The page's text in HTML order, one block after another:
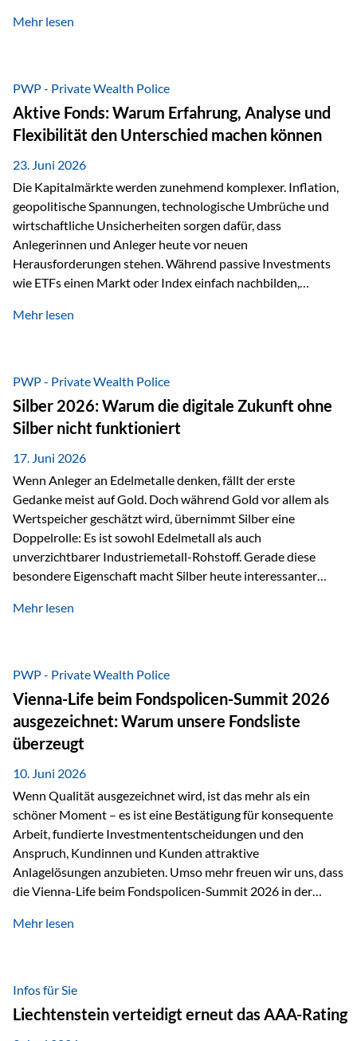
unumstößlich galten, versagen angesichts der expansiven
Nostalgie dar, sondern ist die modernste und strategisch
klügste Antwort auf globale Instabilität. Physische Werte
und der richtige Rechtsstandort sind heute keine bloße
Option mehr, sondern eine strategische Notwendigkeit. 1.
Der massive Aufwand hinter einem winzigen…
Mehr lesen
PWP - Private Wealth Police
Aktive Fonds: Warum Erfahrung, Analyse und
Flexibilität den Unterschied machen können
23. Juni 2026
Die Kapitalmärkte werden zunehmend komplexer. Inflation,
geopolitische Spannungen, technologische Umbrüche und
wirtschaftliche Unsicherheiten sorgen dafür, dass
Anlegerinnen und Anleger heute vor neuen
Herausforderungen stehen. Während passive Investments
wie ETFs einen Markt oder Index einfach nachbilden,
setzen auf die Expertise erfahrener Fondsmanager, die
Veränderungen geprägt ist, kann diese aktive
Herangehensweise einen entscheidenden Mehrwert bieten.
Was zeichnet aktive Fonds aus? Aktive Fonds verfolgen das
Ziel, nicht nur einen Markt abzubilden, sondern gezielt
Anlageentscheidungen zu treffen. Fondsmanager
analysieren Unternehmen,…
Mehr lesen
PWP - Private Wealth Police
Silber 2026: Warum die digitale Zukunft ohne
Silber nicht funktioniert
17. Juni 2026
Wenn Anleger an Edelmetalle denken, fällt der erste
Gedanke meist auf Gold. Doch während Gold vor allem als
Wertspeicher geschätzt wird, übernimmt Silber eine
Doppelrolle: Es ist sowohl Edelmetall als auch
unverzichtbarer Industriemetall-Rohstoff. Gerade diese
besondere Eigenschaft macht Silber heute interessanter
elektrischer – und genau dort spielt Silber eine
Leitfähigkeit aller Metalle. Diese Eigenschaft macht es für
zahlreiche Zukunftstechnologien praktisch unverzichtbar.
Silber findet sich unter anderem in: Solarmodulen
Elektrofahrzeugen Halbleitern Smartphones und Tablets…
Mehr lesen
PWP - Private Wealth Police
Vienna-Life beim Fondspolicen-Summit 2026
ausgezeichnet: Warum unsere Fondsliste
überzeugt
10. Juni 2026
Wenn Qualität ausgezeichnet wird, ist das mehr als ein
schöner Moment – es ist eine Bestätigung für konsequente
Arbeit, fundierte Investmententscheidungen und den
Anspruch, Kundinnen und Kunden attraktive
Anlagelösungen anzubieten. Umso mehr freuen wir uns, dass
die Vienna-Life beim Fondspolicen-Summit 2026 in der
dieser Ehrung ist der renommierte Fondspolicenreport der
analysiert und verglichen wurden. Das Ergebnis: Die ETF-
Auswahl der Vienna-Life zählt zu den drei besten Angeboten
am Markt. Für uns ist diese Auszeichnung eine Bestätigung
Mehr lesen
Infos für Sie
Liechtenstein verteidigt erneut das AAA-Rating